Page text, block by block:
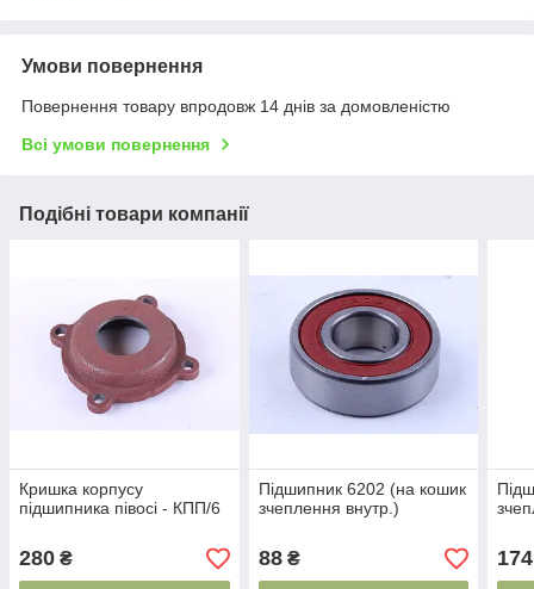
Умови повернення
Повернення товару впродовж 14 днів за домовленістю
Всі умови повернення
Подібні товари компанії
Кришка корпусу
підшипника півосі - КПП/6
280 ₴
Підшипник 6202 (на кошик
зчеплення внутр.)
88₴ 174